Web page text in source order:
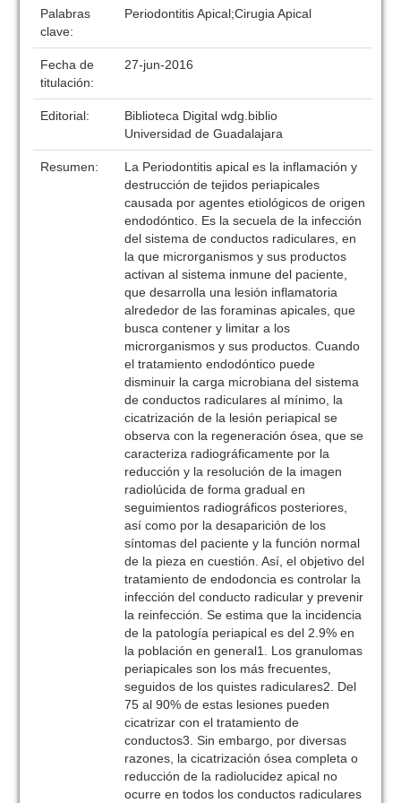
Palabras
clave:
Periodontitis Apical;Cirugia Apical
Fecha de
titulación:
27-jun-2016
Editorial:
Biblioteca Digital wdg.biblio
Universidad de Guadalajara
Resumen:
La Periodontitis apical es la inflamación y
destrucción de tejidos periapicales
causada por agentes etiológicos de origen
endodóntico. Es la secuela de la infección
del sistema de conductos radiculares, en
la que microrganismos y sus productos
activan al sistema inmune del paciente,
que desarrolla una lesión inflamatoria
alrededor de las foraminas apicales, que
busca contener y limitar a los
microrganismos y sus productos. Cuando
el tratamiento endodóntico puede
disminuir la carga microbiana del sistema
de conductos radiculares al mínimo, la
cicatrización de la lesión periapical se
observa con la regeneración ósea, que se
caracteriza radiográficamente por la
reducción y la resolución de la imagen
radiolúcida de forma gradual en
seguimientos radiográficos posteriores,
así como por la desaparición de los
síntomas del paciente y la función normal
de la pieza en cuestión. Así, el objetivo del
tratamiento de endodoncia es controlar la
infección del conducto radicular y prevenir
la reinfección. Se estima que la incidencia
de la patología periapical es del 2.9% en
la población en general1. Los granulomas
periapicales son los más frecuentes,
seguidos de los quistes radiculares2. Del
75 al 90% de estas lesiones pueden
cicatrizar con el tratamiento de
conductos3. Sin embargo, por diversas
razones, la cicatrización ósea completa o
reducción de la radiolucidez apical no
ocurre en todos los conductos radiculares